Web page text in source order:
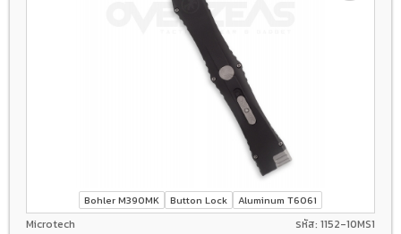
Bohler M390MK Button Lock Aluminum T6061
Microtech รหัส: 1152-10MS1